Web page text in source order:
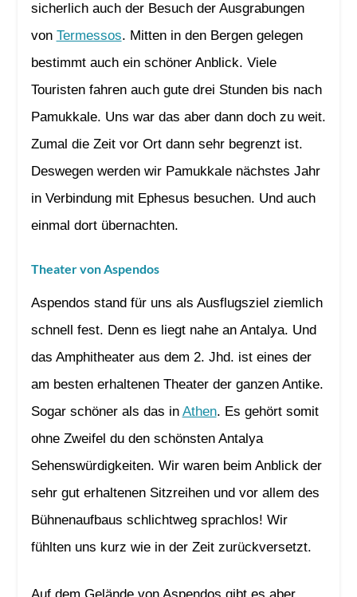
sicherlich auch der Besuch der Ausgrabungen
von Termessos. Mitten in den Bergen gelegen
bestimmt auch ein schöner Anblick. Viele
Touristen fahren auch gute drei Stunden bis nach
Pamukkale. Uns war das aber dann doch zu weit.
Zumal die Zeit vor Ort dann sehr begrenzt ist.
Deswegen werden wir Pamukkale nächstes Jahr
in Verbindung mit Ephesus besuchen. Und auch
einmal dort übernachten.
Theater von Aspendos
Aspendos stand für uns als Ausflugsziel ziemlich
schnell fest. Denn es liegt nahe an Antalya. Und
das Amphitheater aus dem 2. Jhd. ist eines der
am besten erhaltenen Theater der ganzen Antike.
Sogar schöner als das in Athen. Es gehört somit
ohne Zweifel du den schönsten Antalya
Sehenswürdigkeiten. Wir waren beim Anblick der
sehr gut erhaltenen Sitzreihen und vor allem des
Bühnenaufbaus schlichtweg sprachlos! Wir
fühlten uns kurz wie in der Zeit zurückversetzt.